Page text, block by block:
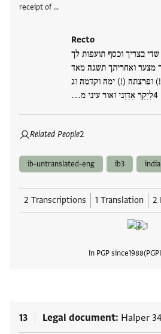
receipt of …
Recto
שדי בצריך וכסף תועפות לך
מצער ואחריתך תשגה מאד
ופרצתה (!) ימה וקדמה וגֹ
לִיִקִרִ אִדִוִני ואור עיני מ…
Related People2
ib-untranslated-eng ib3
2 Transcriptions 1 Translation 2
In PGP since1988
13 Legal document Halper